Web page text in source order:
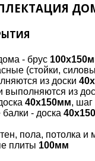
- брус
(стойки,
из доски
выполняются из
40х150мм, шаг
- доска
пола, потолка и
плиты 100мм